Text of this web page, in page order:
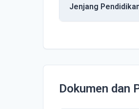
Jenjang
Dokumen dan